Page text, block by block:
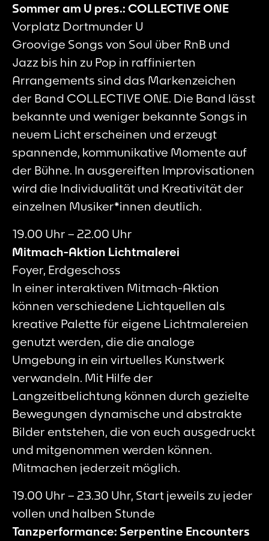
Sommer am U pres.: COLLECTIVE ONE
Vorplatz Dortmunder U
Groovige Songs von Soul über RnB und
Jazz bis hin zu Pop in raffinierten
Arrangements sind das Markenzeichen
der Band COLLECTIVE ONE. Die Band lässt
bekannte und weniger bekannte Songs in
neuem Licht erscheinen und erzeugt
spannende, kommunikative Momente auf
der Bühne. In ausgereiften Improvisationen
wird die Individualität und Kreativität der
einzelnen Musiker*innen deutlich.
19.00 Uhr – 22.00 Uhr
Mitmach-Aktion Lichtmalerei
Foyer, Erdgeschoss
In einer interaktiven Mitmach-Aktion
können verschiedene Lichtquellen als
kreative Palette für eigene Lichtmalereien
genutzt werden, die die analoge
Umgebung in ein virtuelles Kunstwerk
verwandeln. Mit Hilfe der
Langzeitbelichtung können durch gezielte
Bewegungen dynamische und abstrakte
Bilder entstehen, die von euch ausgedruckt
und mitgenommen werden können.
Mitmachen jederzeit möglich.
19.00 Uhr – 23.30 Uhr, Start jeweils zu jeder
vollen und halben Stunde
Tanzperformance: Serpentine Encounters